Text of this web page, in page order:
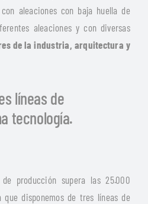
aleaciones con baja huella de
aleaciones y con diversas
de la industria, arquitectura y
líneas de
tecnología.
producción supera las 25.000
disponemos de tres líneas de